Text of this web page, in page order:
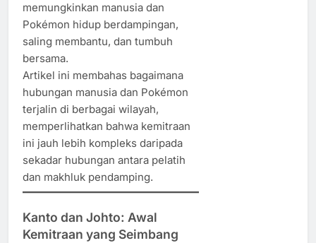
memungkinkan manusia dan
Pokémon hidup berdampingan,
saling membantu, dan tumbuh
bersama.
Artikel ini membahas bagaimana
hubungan manusia dan Pokémon
terjalin di berbagai wilayah,
memperlihatkan bahwa kemitraan
ini jauh lebih kompleks daripada
sekadar hubungan antara pelatih
dan makhluk pendamping.
Kanto dan Johto: Awal
Kemitraan yang Seimbang